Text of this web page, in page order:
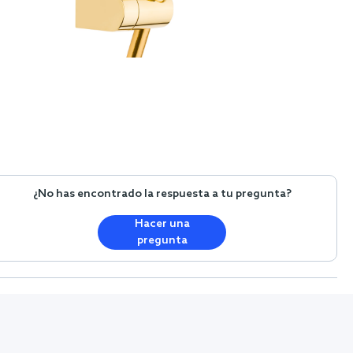
¿No has encontrado la respuesta a tu pregunta?
Hacer una
pregunta